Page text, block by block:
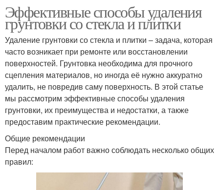
Эффективные способы удаления
грунтовки со стекла и плитки
Удаление грунтовки со стекла и плитки – задача, которая
часто возникает при ремонте или восстановлении
поверхностей. Грунтовка необходима для прочного
сцепления материалов, но иногда её нужно аккуратно
удалить, не повредив саму поверхность. В этой статье
мы рассмотрим эффективные способы удаления
грунтовки, их преимущества и недостатки, а также
предоставим практические рекомендации.
Общие рекомендации
Перед началом работ важно соблюдать несколько общих
правил: